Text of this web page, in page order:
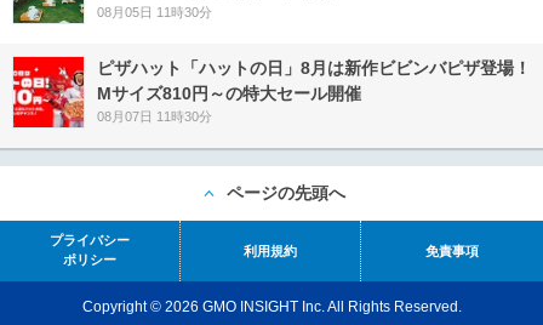
08月05日 11時30分
ピザハット「ハットの日」8月は新作ビビンバピザ登場！
Mサイズ810円～の特大セール開催
08月07日 11時30分
ページの先頭へ
プライバシー
ポリシー
利用規約 免責事項
Copyright © 2026 GMO INSIGHT Inc. All Rights Reserved.